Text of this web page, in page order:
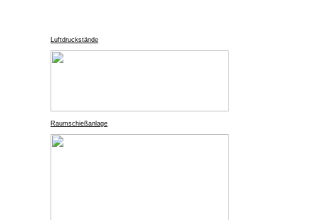
Luftdruckstände
Raumschießanlage